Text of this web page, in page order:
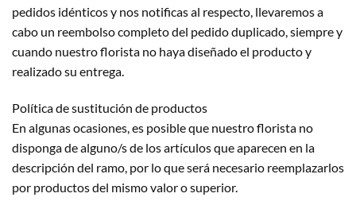
pedidos idénticos y nos notificas al respecto, llevaremos a
cabo un reembolso completo del pedido duplicado, siempre y
cuando nuestro florista no haya diseñado el producto y
realizado su entrega.
Política de sustitución de productos
En algunas ocasiones, es posible que nuestro florista no
disponga de alguno/s de los artículos que aparecen en la
descripción del ramo, por lo que será necesario reemplazarlos
por productos del mismo valor o superior.